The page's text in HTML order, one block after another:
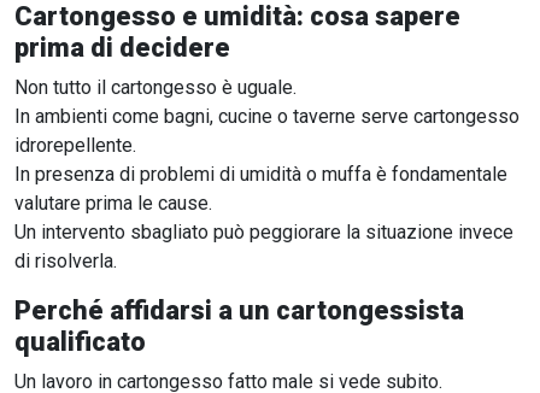
Cartongesso e umidità: cosa sapere
prima di decidere
Non tutto il cartongesso è uguale.
In ambienti come bagni, cucine o taverne serve cartongesso
idrorepellente.
In presenza di problemi di umidità o muffa è fondamentale
valutare prima le cause.
Un intervento sbagliato può peggiorare la situazione invece
di risolverla.
Perché affidarsi a un cartongessista
qualificato
Un lavoro in cartongesso fatto male si vede subito.